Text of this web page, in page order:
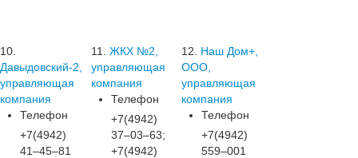
10.
Давыдовский-2,
управляющая
компания
Телефон
+7(4942)
41‒45‒81
11.
ЖКХ №2,
управляющая
компания
Телефон
+7(4942)
37‒03‒63;
+7(4942)
12.
Наш Дом+,
ООО,
управляющая
компания
Телефон
+7(4942)
559‒001